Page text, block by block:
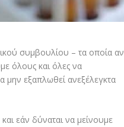
συμβουλίου – τα οποία αν
όλους και όλες να
εξαπλωθεί ανεξέλεγκτα
εάν δύναται να μείνουμε